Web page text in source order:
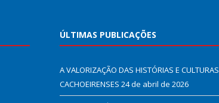
ÚLTIMAS PUBLICAÇÕES
A VALORIZAÇÃO DAS HISTÓRIAS E CULTURAS
CACHOEIRENSES 24 de abril de 2026